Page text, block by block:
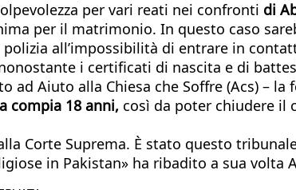
per vari reati nei confronti di
per il matrimonio. In questo caso
all’impossibilità di entrare in
i certificati di nascita e di
ad Aiuto alla Chiesa che Soffre (Acs) –
compia 18 anni, così da poter chiudere il
Corte Suprema. È stato questo
in Pakistan» ha ribadito a sua